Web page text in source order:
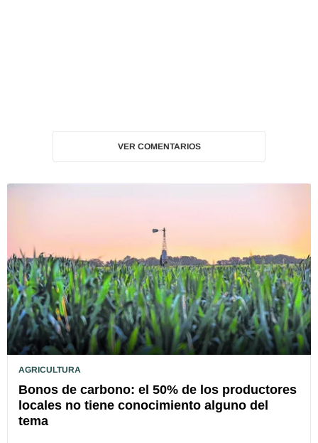
VER COMENTARIOS
AGRICULTURA
Bonos de carbono: el 50% de los productores
locales no tiene conocimiento alguno del
tema